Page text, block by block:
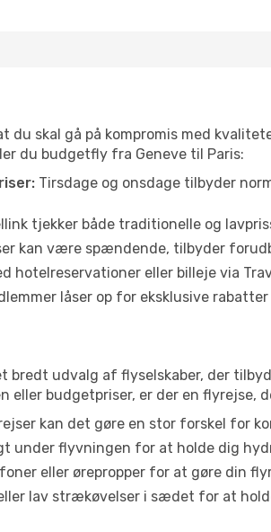
du skal gå på kompromis med
du budgetfly fra Geneve til Paris:
Tirsdage og onsdage tilbyder
tjekker både traditionelle og
kan være spændende, tilbyder
hotelreservationer eller billeje via
låser op for eksklusive
bredt udvalg af flyselskaber, der
eller budgetpriser, er der en flyrejse,
kan det gøre en stor forskel for
under flyvningen for at holde dig
eller ørepropper for at gøre din
lav strækøvelser i sædet for at